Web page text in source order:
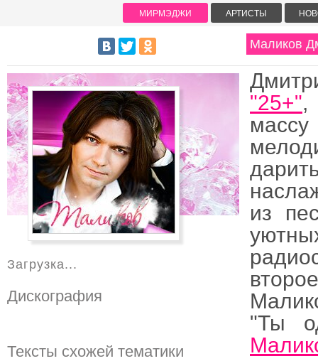
Маликов
"25+",
из
"Ты
Загрузка...
Дискография
Тексты схожей тематики
МИРМЭДЖИ АРТИСТЫ